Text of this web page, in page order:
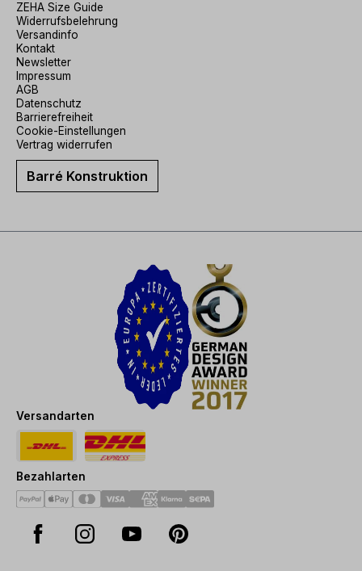
ZEHA Size Guide
Widerrufsbelehrung
Versandinfo
Kontakt
Newsletter
Impressum
AGB
Datenschutz
Barrierefreiheit
Cookie-Einstellungen
Vertrag widerrufen
Barré Konstruktion
Versandarten
Bezahlarten